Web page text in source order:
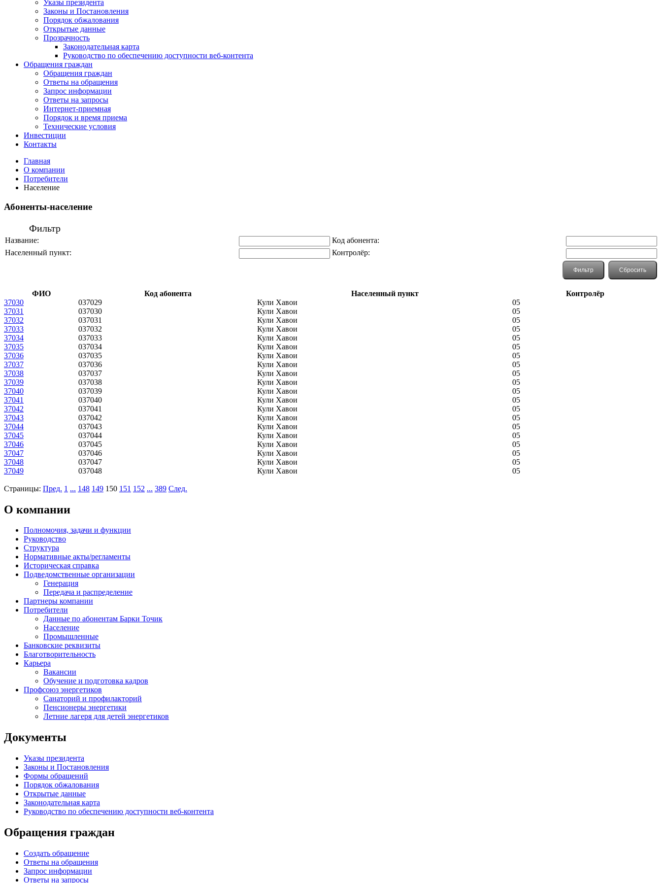
Указы президента
Законы и Постановления
Порядок обжалования
Открытые данные
Прозрачность
Законодательная карта
Руководство по обеспечению доступности веб-контента
Обращения граждан
Обращения граждан
Ответы на обращения
Запрос информации
Ответы на запросы
Интернет-приемная
Порядок и время приема
Технические условия
Инвестиции
Контакты
Главная
О компании
Потребители
Население
Абоненты-население
Фильтр
Название:
Код абонента:
Населенный пункт:
Контролёр:
ФИО Код абонента Населенный пункт
Контролёр
37030
037029 Кули Хавои
05
37031
037030 Кули Хавои
05
37032
037031 Кули Хавои
05
37033
037032 Кули Хавои
05
37034
037033 Кули Хавои
05
37035
037034 Кули Хавои
05
37036
037035 Кули Хавои
05
37037
037036 Кули Хавои
05
37038
037037 Кули Хавои
05
37039
037038 Кули Хавои
05
37040
037039 Кули Хавои
05
37041
037040 Кули Хавои
05
37042
037041 Кули Хавои
05
37043
037042 Кули Хавои
05
37044
037043 Кули Хавои
05
37045
037044 Кули Хавои
05
37046
037045 Кули Хавои
05
37047
037046 Кули Хавои
05
37048
037047 Кули Хавои
05
37049
037048 Кули Хавои 05
Страницы: Пред. 1 ... 148 149 150 151 152 ... 389 След.
О компании
Полномочия, задачи и функции
Руководство
Структура
Нормативные акты/регламенты
Историческая справка
Подведомственные организации
Генерация
Передача и распределение
Партнеры компании
Потребители
Данные по абонентам Барки Точик
Население
Промышленные
Банковские реквизиты
Благотворительность
Карьера
Вакансии
Обучение и подготовка кадров
Профсоюз энергетиков
Санаторий и профилакторий
Пенсионеры энергетики
Летние лагеря для детей энергетиков
Документы
Указы президента
Законы и Постановления
Формы обращений
Порядок обжалования
Открытые данные
Законодательная карта
Руководство по обеспечению доступности веб-контента
Обращения граждан
Создать обращение
Ответы на обращения
Запрос информации
Ответы на запросы